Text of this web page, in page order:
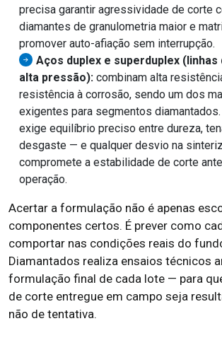
precisa garantir agressividade de corte
diamantes de granulometria maior e
promover auto-afiação sem interrupção.
Aços duplex e superduplex (linhas
alta pressão): combinam alta
resistência à corrosão, sendo um dos
exigentes para segmentos
exige equilíbrio preciso entre dureza,
desgaste — e qualquer desvio na
compromete a estabilidade de corte
operação.
Acertar a formulação não é apenas
componentes certos. É prever como
comportar nas condições reais do
Diamantados realiza ensaios técnicos
formulação final de cada lote — para
de corte entregue em campo seja
não de tentativa.